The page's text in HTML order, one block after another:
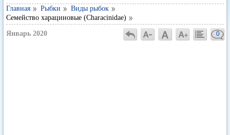
Главная Рыбки
Виды рыбок
Семейство харациновые (Characinidae)
Январь 2020 0